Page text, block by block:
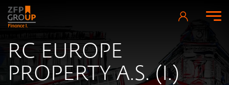
RC EUROPE
PROPERTY A.S. (I.)